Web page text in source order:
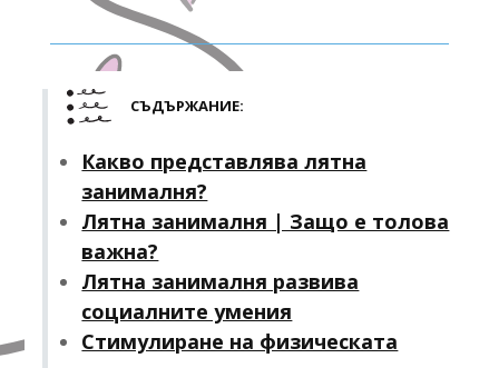
СЪДЪРЖАНИЕ:
Какво представлява лятна
занималня?
Лятна занималня | Защо е толова
важна?
Лятна занималня развива
социалните умения
Стимулиране на физическата